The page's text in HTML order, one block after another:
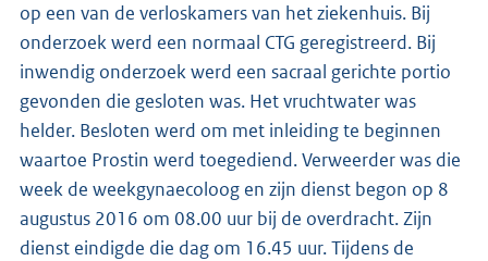
op een van de verloskamers van het ziekenhuis. Bij
onderzoek werd een normaal CTG geregistreerd. Bij
inwendig onderzoek werd een sacraal gerichte portio
gevonden die gesloten was. Het vruchtwater was
helder. Besloten werd om met inleiding te beginnen
waartoe Prostin werd toegediend. Verweerder was die
week de weekgynaecoloog en zijn dienst begon op 8
augustus 2016 om 08.00 uur bij de overdracht. Zijn
dienst eindigde die dag om 16.45 uur. Tijdens de